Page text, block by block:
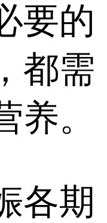
要的
都需
养。
各期